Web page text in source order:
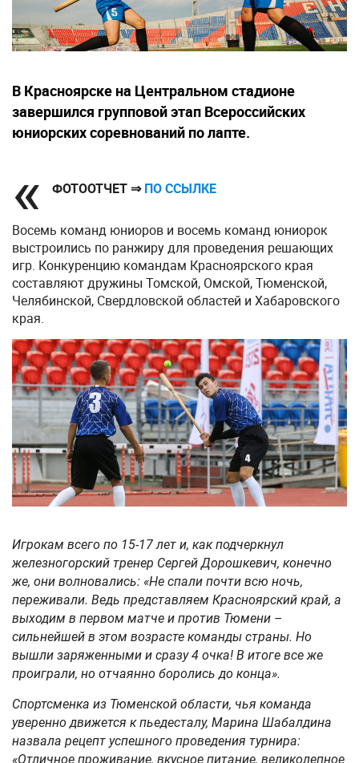
В Красноярске на Центральном стадионе
завершился групповой этап Всероссийских
юниорских соревнований по лапте.
ФОТООТЧЕТ ⇒ПО ССЫЛКЕ
Восемь команд юниоров и восемь команд юниорок
выстроились по ранжиру для проведения решающих
игр. Конкуренцию командам Красноярского края
составляют дружины Томской, Омской, Тюменской,
Челябинской, Свердловской областей и Хабаровского
края.
Игрокам всего по 15-17 лет и, как подчеркнул
железногорский тренер Сергей Дорошкевич, конечно
же, они волновались: «Не спали почти всю ночь,
переживали. Ведь представляем Красноярский край, а
выходим в первом матче и против Тюмени –
сильнейшей в этом возрасте команды страны. Но
вышли заряженными и сразу 4 очка! В итоге все же
проиграли, но отчаянно боролись до конца».
Спортсменка из Тюменской области, чья команда
уверенно движется к пьедесталу, Марина Шабалдина
назвала рецепт успешного проведения турнира:
«Отличное проживание, вкусное питание, великолепное